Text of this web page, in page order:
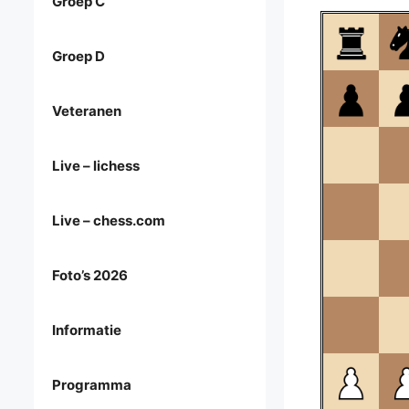
Groep D
Veteranen
Live – lichess
Live – chess.com
Foto’s 2026
Informatie
Programma